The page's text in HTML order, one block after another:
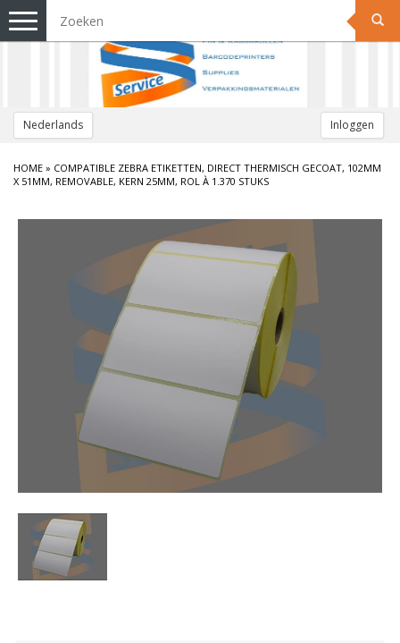
Nederlands Inloggen
Toggle
navigation
HOME » COMPATIBLE ZEBRA ETIKETTEN, DIRECT THERMISCH GECOAT, 102MM
X 51MM, REMOVABLE, KERN 25MM, ROL À 1.370 STUKS